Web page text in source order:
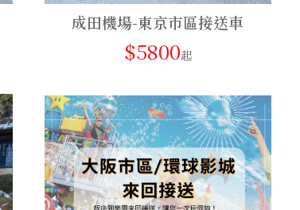
成田機場-東京市區接送車
$5800起